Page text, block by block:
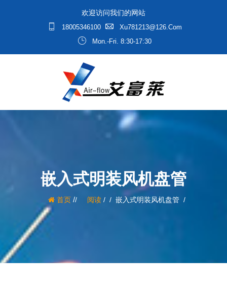
欢迎访问我们的网站
18005346100
Xu781213@126.com
Mon.-Fri. 8:30-17:30
嵌入式明装风机盘管
首页/ 阅读/ 嵌入式明装风机盘管